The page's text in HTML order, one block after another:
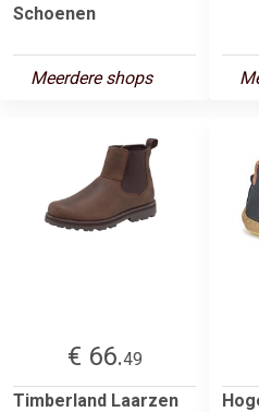
Schoenen
Meerdere shops
€ 66.49
Timberland Laarzen